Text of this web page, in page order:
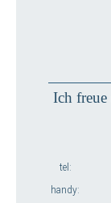
Ich
tel
handy